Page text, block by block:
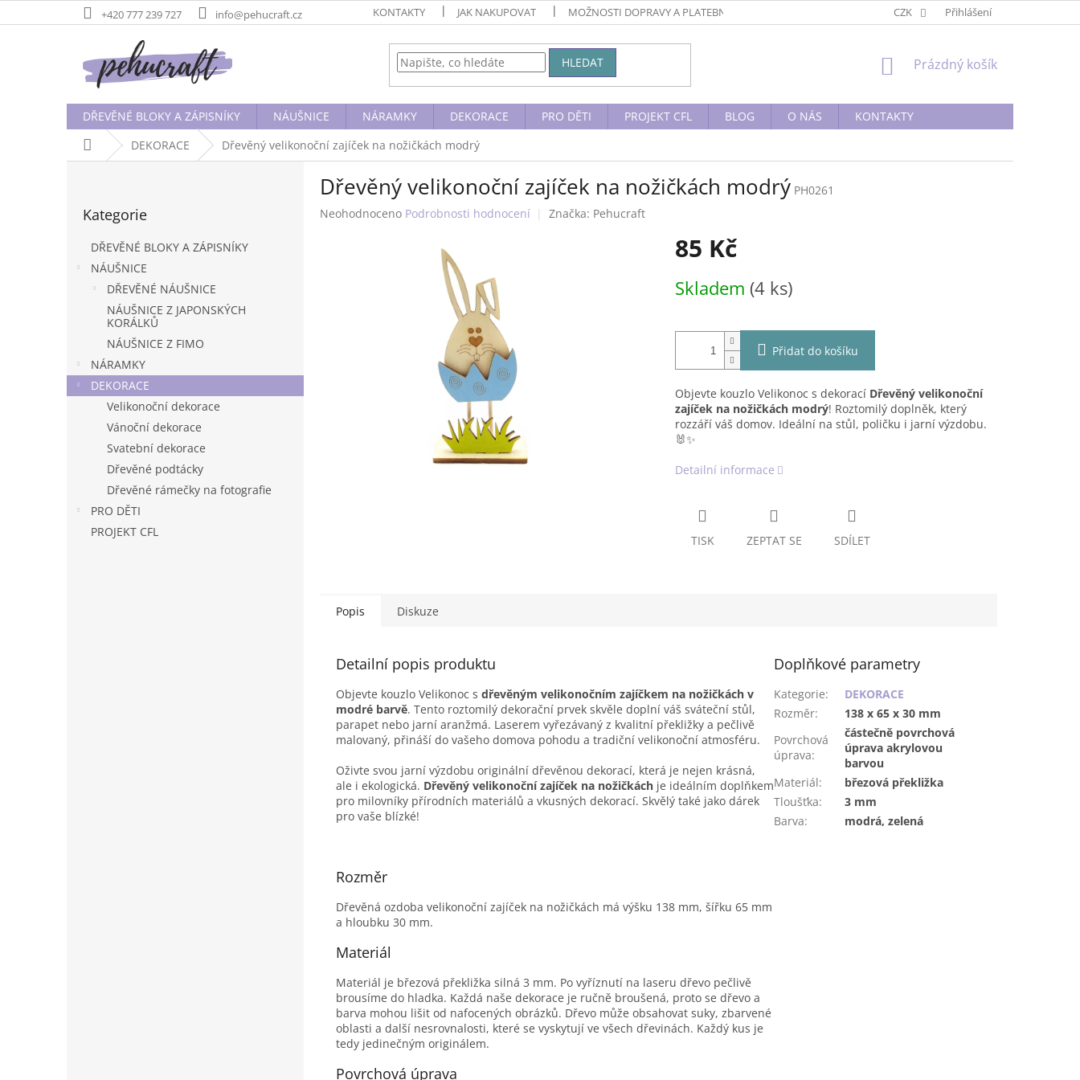
na
+420 777 239 727 info@pehucraft.cz KONTAKTY JAK NAKUPOVAT MOŽNOSTI DOPRAVY A PLATEBNÍ PODMÍNKY OBCHODNÍ PODMÍNKY PODMÍNKY OCHRANY
CZK Přihlášení
HLEDAT
NÁKUPNÍ
Prázdný košík
DŘEVĚNÉ BLOKY A ZÁPISNÍKY NÁUŠNICE NÁRAMKY DEKORACE PRO DĚTI PROJEKT CFL BLOG O NÁS
KONTAKTY
Domů DEKORACE Dřevěný velikonoční zajíček na nožičkách modrý
e
l
kategorie
Kategorie
DŘEVĚNÉ BLOKY A ZÁPISNÍKY
NÁUŠNICE
DŘEVĚNÉ NÁUŠNICE
NÁUŠNICE Z JAPONSKÝCH
KORÁLKŮ
NÁUŠNICE Z FIMO
NÁRAMKY
DEKORACE
Velikonoční dekorace
Vánoční dekorace
Svatební dekorace
Dřevěné podtácky
Dřevěné rámečky na fotografie
PRO DĚTI
PROJEKT CFL
Dřevěný velikonoční zajíček na nožičkách modrý PH0261
Průměrné
Neohodnoceno Podrobnosti hodnocení Značka: Pehucraft
85 Kč
cena:
Skladem (4 ks)
Přidat do košíku
Objevte kouzlo Velikonoc s dekorací Dřevěný velikonoční
zajíček na nožičkách modrý! Roztomilý doplněk, který
rozzáří váš domov. Ideální na stůl, poličku i jarní výzdobu.
🐰✨
Detailní informace
TISK ZEPTAT SE SDÍLET
Popis Diskuze
Detailní popis produktu
Objevte kouzlo Velikonoc s dřevěným velikonočním zajíčkem na nožičkách v
modré barvě. Tento roztomilý dekorační prvek skvěle doplní váš sváteční stůl,
parapet nebo jarní aranžmá. Laserem vyřezávaný z kvalitní překližky a pečlivě
malovaný, přináší do vašeho domova pohodu a tradiční velikonoční atmosféru.
Oživte svou jarní výzdobu originální dřevěnou dekorací, která je nejen krásná,
ale i ekologická. Dřevěný velikonoční zajíček na nožičkách je ideálním doplňkem
pro milovníky přírodních materiálů a vkusných dekorací. Skvělý také jako dárek
pro vaše blízké!
Rozměr
Dřevěná ozdoba velikonoční zajíček na nožičkách má výšku 138 mm, šířku 65 mm
a hloubku 30 mm.
Materiál
Materiál je březová překližka silná 3 mm. Po vyříznutí na laseru dřevo pečlivě
brousíme do hladka. Každá naše dekorace je ručně broušená, proto se dřevo a
barva mohou lišit od nafocených obrázků. Dřevo může obsahovat suky, zbarvené
oblasti a další nesrovnalosti, které se vyskytují ve všech dřevinách. Každý kus je
tedy jedinečným originálem.
Povrchová úprava
Doplňkové parametry
Kategorie:
DEKORACE
Rozměr:
138 x 65 x 30 mm
Povrchová
úprava:
částečně povrchová
úprava akrylovou
barvou
Materiál:
březová překližka
Tloušťka:
3 mm
Barva: modrá, zelená